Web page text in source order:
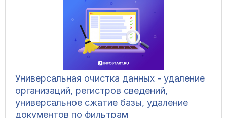
Универсальная очистка данных - удаление
организаций, регистров сведений,
универсальное сжатие базы, удаление
документов по фильтрам